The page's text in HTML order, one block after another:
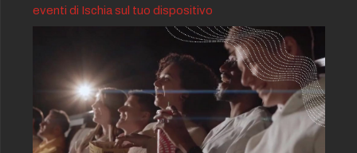
eventi di Ischia sul tuo dispositivo